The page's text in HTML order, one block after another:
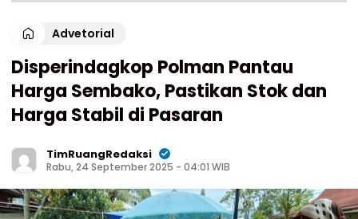
Advetorial
Disperindagkop Polman Pantau
Harga Sembako, Pastikan Stok dan
Harga Stabil di Pasaran
TimRuangRedaksi
Rabu, 24 September 2025 - 04:01 WIB